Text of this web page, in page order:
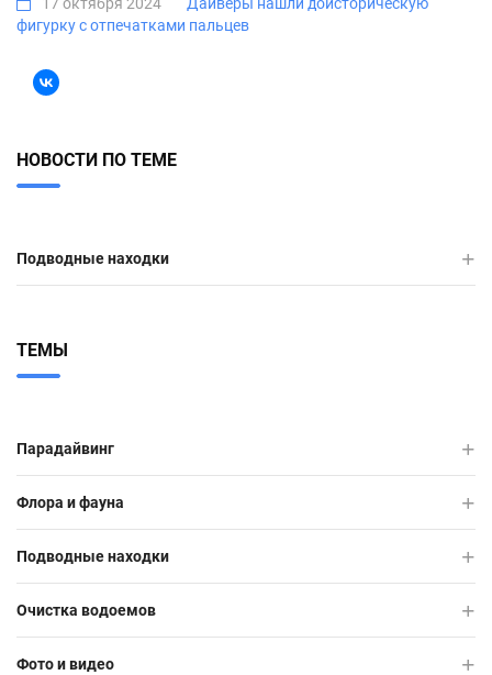
фигурку с отпечатками пальцев
НОВОСТИ ПО ТЕМЕ
Подводные находки
ТЕМЫ
Парадайвинг
Флора и фауна
Подводные находки
Очистка водоемов
Фото и видео